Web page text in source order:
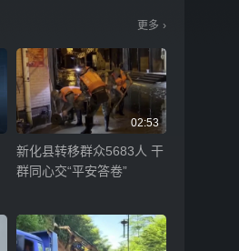
更多 ›
02:53
新化县转移群众5683人 干
群同心交“平安答卷”